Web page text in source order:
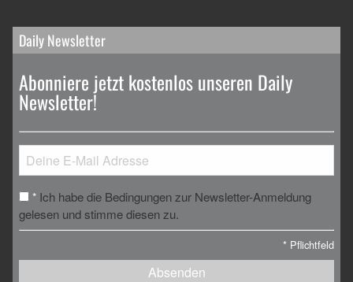
Daily Newsletter
Abonniere jetzt kostenlos unseren Daily
Newsletter!
* Ich habe die Bedingungen zur Newsletter-Anmeldung
gelesen und stimme diesen zu.
* Pflichtfeld
Absenden